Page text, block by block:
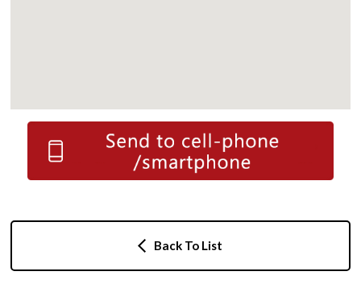
Back To List